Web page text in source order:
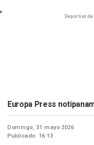
Deportivo
Europa Press
Domingo, 31 mayo 2026
Publicado: 16:13